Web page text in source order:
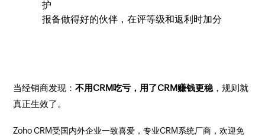
护
报备做得好的伙伴，在评等级和返利时加分
当经销商发现：不用CRM吃亏，用了CRM赚钱更稳 ，规则就
真正生效了。
Zoho CRM受国内外企业一致喜爱，专业CRM系统厂商，欢迎免